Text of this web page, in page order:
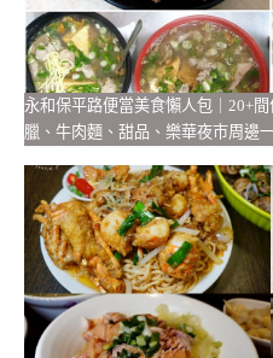
永和保平路便當美食懶人包｜20+
臘、牛肉麵、甜品、樂華夜市周邊